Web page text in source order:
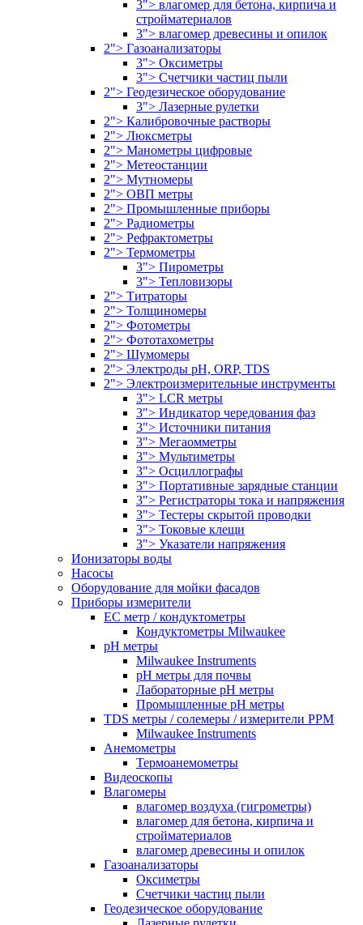
3"> влагомер для бетона, кирпича и
стройматериалов
3"> влагомер древесины и опилок
2"> Газоанализаторы
3"> Оксиметры
3"> Счетчики частиц пыли
2"> Геодезическое оборудование
3"> Лазерные рулетки
2"> Калибровочные растворы
2"> Люксметры
2"> Манометры цифровые
2"> Метеостанции
2"> Мутномеры
2"> ОВП метры
2"> Промышленные приборы
2"> Радиометры
2"> Рефрактометры
2"> Термометры
3"> Пирометры
3"> Тепловизоры
2"> Титраторы
2"> Толщиномеры
2"> Фотометры
2"> Фототахометры
2"> Шумомеры
2"> Электроды pH, ORP, TDS
2"> Электроизмерительные инструменты
3"> LCR метры
3"> Индикатор чередования фаз
3"> Источники питания
3"> Мегаомметры
3"> Мультиметры
3"> Осциллографы
3"> Портативные зарядные станции
3"> Регистраторы тока и напряжения
3"> Тестеры скрытой проводки
3"> Токовые клещи
3"> Указатели напряжения
Ионизаторы воды
Насосы
Оборудование для мойки фасадов
Приборы измерители
EC метр / кондуктометры
Кондуктометры Milwaukee
pH метры
Milwaukee Instruments
pH метры для почвы
Лабораторные pH метры
Промышленные pH метры
TDS метры / солемеры / измерители PPM
Milwaukee Instruments
Анемометры
Термоанемометры
Видеоскопы
Влагомеры
влагомер воздуха (гигрометры)
влагомер для бетона, кирпича и
стройматериалов
влагомер древесины и опилок
Газоанализаторы
Оксиметры
Счетчики частиц пыли
Геодезическое оборудование